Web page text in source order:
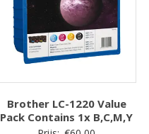
Brother LC-1220 Value
Pack Contains 1x B,C,M,Y